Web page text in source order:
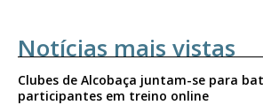
Notícias mais vistas
Clubes de Alcobaça juntam-se para
participantes em treino online